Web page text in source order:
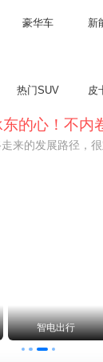
豪华车 新
热门SUV 皮
智电出行